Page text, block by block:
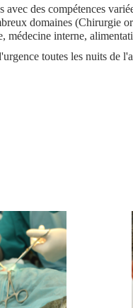
avec des compétences
domaines (Chirurgie
médecine interne,
toutes les nuits de